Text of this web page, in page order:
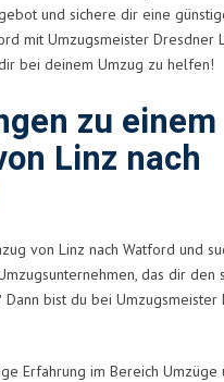
und sichere dir eine
mit Umzugsmeister Dresdner
bei deinem Umzug zu helfen!
zu einem
Linz nach
von Linz nach Watford und
das dir den
bist du bei Umzugsmeister
Erfahrung im Bereich Umzüge